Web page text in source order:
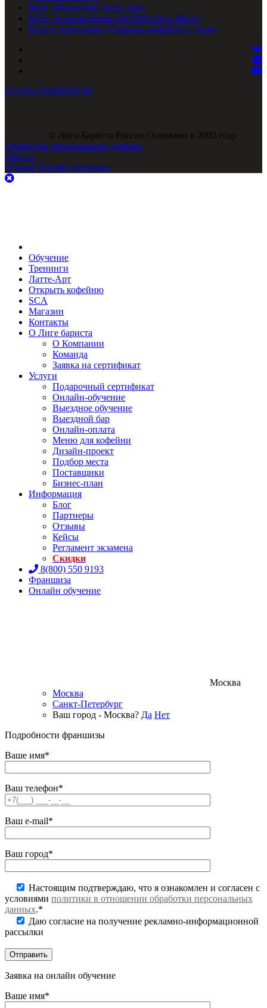
Курс «Искусство Латте Арт»
Курс «Альтернатива-АНТИКЛАССИКА»
Бизнес программа «Открыть кофейню с нуля»
СТАТЬ СПИКЕРОМ
© Лига Бариста России Основано в 2002 году
Обработка персональных данных
Оферта
Оплата Онлайн-обучение
Обучение
Тренинги
Латте-Арт
Открыть кофейню
SCA
Магазин
Контакты
О Лиге бариста
О Компании
Команда
Заявка на сертификат
Услуги
Подарочный сертификат
Онлайн-обучение
Выездное обучение
Выездной бар
Онлайн-оплата
Меню для кофейни
Дизайн-проект
Подбор места
Поставщики
Бизнес-план
Информация
Блог
Партнеры
Отзывы
Кейсы
Регламент экзамена
Скидки
8(800) 550 9193
Франшиза
Онлайн обучение
Москва
Москва
Санкт-Петербург
Ваш город - Москва? Да Нет
Подробности франшизы
Ваше имя*
Ваш телефон*
Ваш e-mail*
Ваш город*
Настоящим подтверждаю, что я ознакомлен и согласен с
условиями политики в отношении обработки персональных
данных.*
Даю согласие на получение рекламно-информационной
рассылки
Заявка на онлайн обучение
Ваше имя*